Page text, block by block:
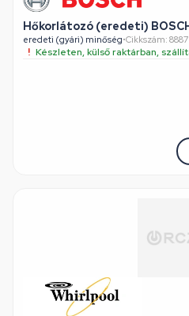
Hőkorlátozó (eredeti)
eredeti (gyári) minőség•Cikkszám:
Készleten, külső raktárban,